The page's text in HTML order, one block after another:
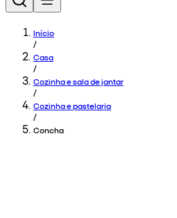
Início
/
Casa
/
Cozinha e sala de jantar
/
Cozinha e pastelaria
/
Concha